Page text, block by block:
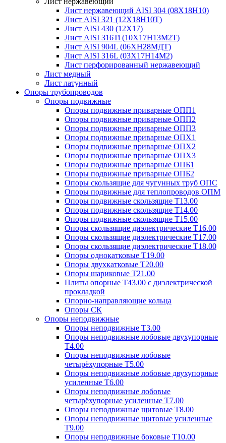
Лист нержавеющий AISI 304 (08Х18Н10)
Лист AISI 321 (12Х18Н10Т)
Лист AISI 430 (12Х17)
Лист AISI 316Ti (10Х17Н13М2Т)
Лист AISI 904L (06ХН28МДТ)
Лист AISI 316L (03Х17Н14М2)
Лист перфорированный нержавеющий
Лист медный
Лист латунный
Опоры трубопроводов
Опоры подвижные
Опоры подвижные приварные ОПП1
Опоры подвижные приварные ОПП2
Опоры подвижные приварные ОПП3
Опоры подвижные приварные ОПХ1
Опоры подвижные приварные ОПХ2
Опоры подвижные приварные ОПХ3
Опоры подвижные приварные ОПБ1
Опоры подвижные приварные ОПБ2
Опоры скользящие для чугунных труб ОПС
Опоры подвижные для теплопроводов ОПМ
Опоры подвижные скользящие Т13.00
Опоры подвижные скользящие Т14.00
Опоры подвижные скользящие Т15.00
Опоры скользящие диэлектрические Т16.00
Опоры скользящие диэлектрические Т17.00
Опоры скользящие диэлектрические Т18.00
Опоры однокатковые Т19.00
Опоры двухкатковые Т20.00
Опоры шариковые Т21.00
Плиты опорные Т43.00 с диэлектрической
прокладкой
Опорно-направляющие кольца
Опоры СК
Опоры неподвижные
Опоры неподвижные Т3.00
Опоры неподвижные лобовые двухупорные
Т4.00
Опоры неподвижные лобовые
четырёхупорные Т5.00
Опоры неподвижные лобовые двухупорные
усиленные Т6.00
Опоры неподвижные лобовые
четырёхупорные усиленные Т7.00
Опоры неподвижные щитовые Т8.00
Опоры неподвижные щитовые усиленные
Т9.00
Опоры неподвижные боковые Т10.00